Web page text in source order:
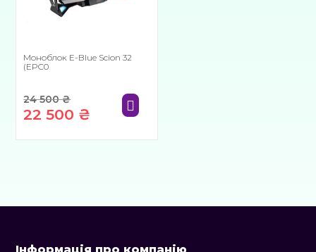
Моноблок E-Blue Scion 32
(EPC0
24 500₴
22 500 ₴